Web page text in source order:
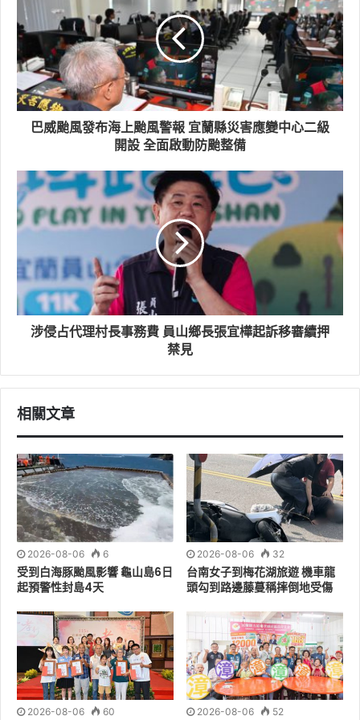
撲而來，如果風向不變宜蘭縣將首當其衝，宜蘭縣災害應
變中心二級開設 全面啟動防颱整備，呼籲民眾加強防颱措
施，賴清德總統今天上午專程赴三星陸軍蘭陽地區指揮部
視導防颱整備，並聽取防颱救災簡報。
五結鄉因地勢平坦，每逢颱風但鮮地區容易淹水，鄉民苦
不堪言，五結鄉選出縣議員沈信雄，關心民間疾苦，特地
在颱風來襲前夕，深入了解地方防汛整備情形，今天與當
地村長特別前往五結平行抽水站，了解抽水設備運作狀
況，確保各項設施維持正常運轉，做好防颱準備。
仁堅守崗位、辛苦巡檢，為守護鄉親生命財產安全默默付
出，也謝謝所有第一線防災人員的努力，祈願此次巴威颱
風風雨減弱、平安遠離，大家都能平安順利度過。也提醒
鄉親朋友提前做好防颱準備，固定招牌及盆栽、清理排水
溝，非必要請避免外出，共同守護我們的家園。
巴威颱風發布海上颱風警報 宜蘭縣災害應變中心二級
開設 全面啟動防颱整備
涉侵占代理村長事務費 員山鄉長張宜樺起訴移審續押
禁見
相關文章
2026-08-06 6
受到白海豚颱風影響 龜山島6日
起預警性封島4天
2026-08-06 32
台南女子到梅花湖旅遊 機車龍
頭勾到路邊藤蔓稱摔倒地受傷
2026-08-06 60 2026-08-06 52